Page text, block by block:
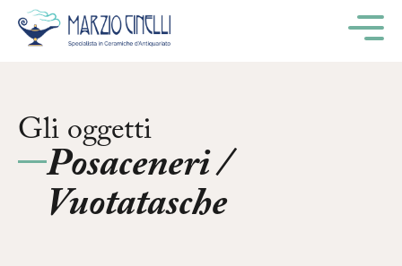
Gli oggetti
Posaceneri /
Vuotatasche